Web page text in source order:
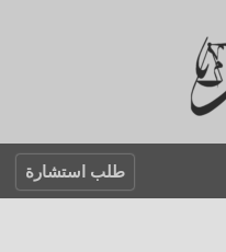
طلب استشارة